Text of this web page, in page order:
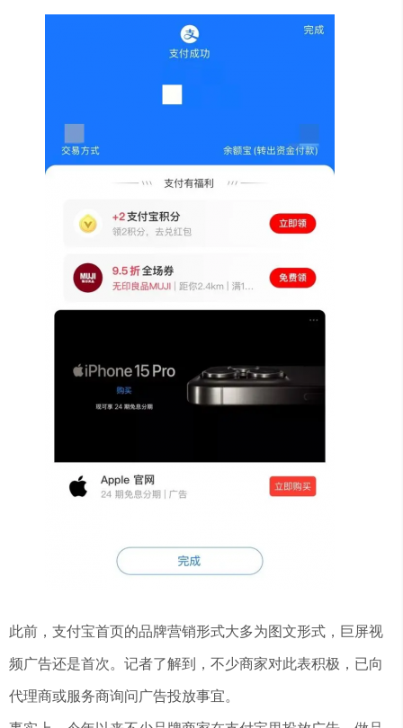
此前，支付宝首页的品牌营销形式大多为图文形式，巨屏视
频广告还是首次。记者了解到，不少商家对此表积极，已向
代理商或服务商询问广告投放事宜。